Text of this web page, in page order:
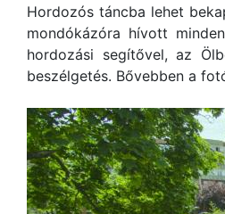
Hordozós táncba lehet
mondókázóra hívott
hordozási segítővel, az
beszélgetés. Bővebben a